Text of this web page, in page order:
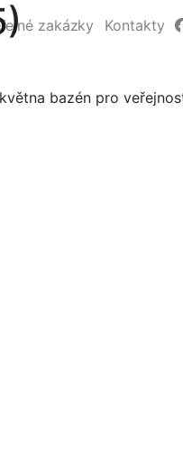
zakázky Kontakty
bazén pro